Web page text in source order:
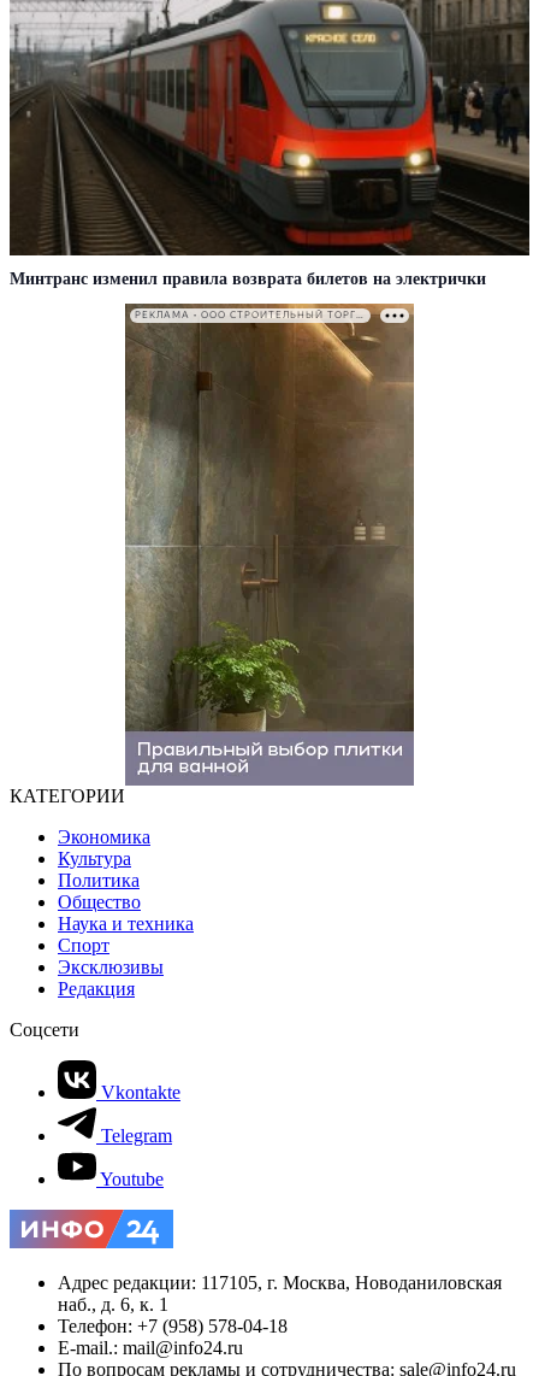
Минтранс изменил правила возврата билетов на электрички
РЕКЛАМА • ООО СТРОИТЕЛЬНЫЙ ТОРГОВЫЙ ДОМ «ПЕТРОВИЧ». ИНН: 7802348846
КАТЕГОРИИ
Экономика
Культура
Политика
Общество
Наука и техника
Спорт
Эксклюзивы
Редакция
Соцсети
Vkontakte
Telegram
Youtube
Адрес редакции: 117105, г. Москва, Новоданиловская
наб., д. 6, к. 1
Телефон: +7 (958) 578-04-18
E-mail.: mail@info24.ru
По вопросам рекламы и сотрудничества: sale@info24.ru